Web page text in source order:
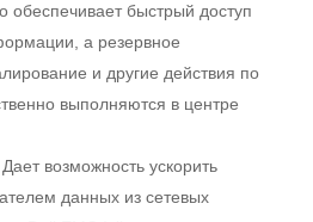
обеспечивает быстрый доступ
а резервное
и другие действия по
выполняются в центре
возможность ускорить
данных из сетевых